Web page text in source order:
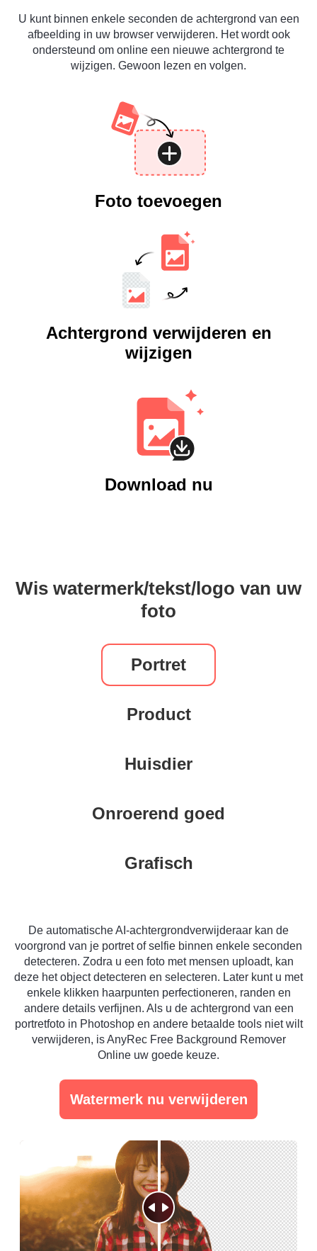
U kunt binnen enkele seconden de achtergrond van een
afbeelding in uw browser verwijderen. Het wordt ook
ondersteund om online een nieuwe achtergrond te
wijzigen. Gewoon lezen en volgen.
Foto toevoegen
Achtergrond verwijderen en
wijzigen
Download nu
Wis watermerk/tekst/logo van uw
foto
Portret
Product
Huisdier
Onroerend goed
Grafisch
De automatische AI-achtergrondverwijderaar kan de
voorgrond van je portret of selfie binnen enkele seconden
detecteren. Zodra u een foto met mensen uploadt, kan
deze het object detecteren en selecteren. Later kunt u met
enkele klikken haarpunten perfectioneren, randen en
andere details verfijnen. Als u de achtergrond van een
portretfoto in Photoshop en andere betaalde tools niet wilt
verwijderen, is AnyRec Free Background Remover
Online uw goede keuze.
Watermerk nu verwijderen